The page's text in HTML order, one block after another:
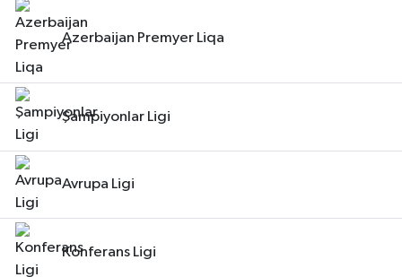
Azerbaijan Premyer Liqa
Şampiyonlar Ligi
Avrupa Ligi
Konferans Ligi